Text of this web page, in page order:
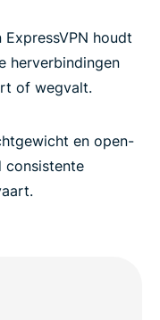
ExpressVPN houdt
herverbindingen
of wegvalt.
en open-
consistente